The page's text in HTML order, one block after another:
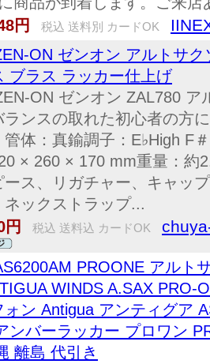
円
税込 送料別 カードOK
ON ゼンオン アルトサ
ブラス ラッカー仕上げ
ON ゼンオン ZAL780
ランスの取れた初心者の方
管体：真鍮調子：E♭High F
× 260 × 170 mm重量：約
ース、リガチャー、キャッ
ネックストラップ...
円
税込 送料込 カードOK
PROONE アルト
WINDS A.SAX PRO-
ォン Antigua アンティグア
ンバーラッカー プロワン
離島 代引き